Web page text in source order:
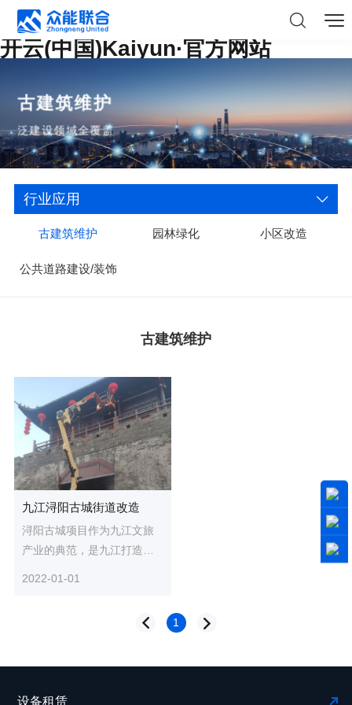
开云(中国)Kaiyun·官方网站
古建筑维护
泛建设领域全覆盖
行业应用
古建筑维护 园林绿化 小区改造
公共道路建设/装饰
古建筑维护
九江浔阳古城街道改造
浔阳古城项目作为九江文旅
产业的典范，是九江打造国
2022-01-01
1
设备租赁